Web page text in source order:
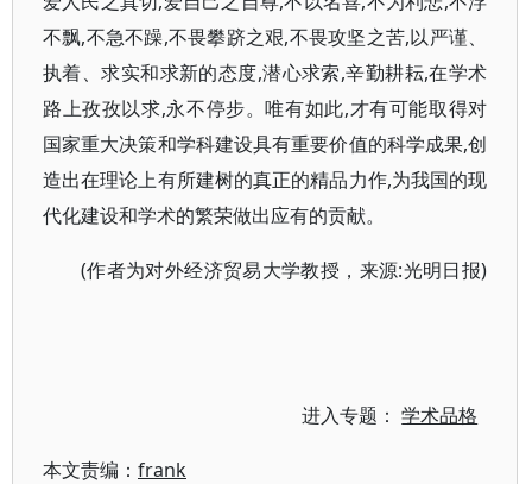
不飘,不急不躁,不畏攀跻之艰,不畏攻坚之苦,以严谨、
执着、求实和求新的态度,潜心求索,辛勤耕耘,在学术
路上孜孜以求,永不停步。唯有如此,才有可能取得对
国家重大决策和学科建设具有重要价值的科学成果,创
造出在理论上有所建树的真正的精品力作,为我国的现
代化建设和学术的繁荣做出应有的贡献。
(作者为对外经济贸易大学教授，来源:光明日报)
进入专题：学术品格
本文责编： frank